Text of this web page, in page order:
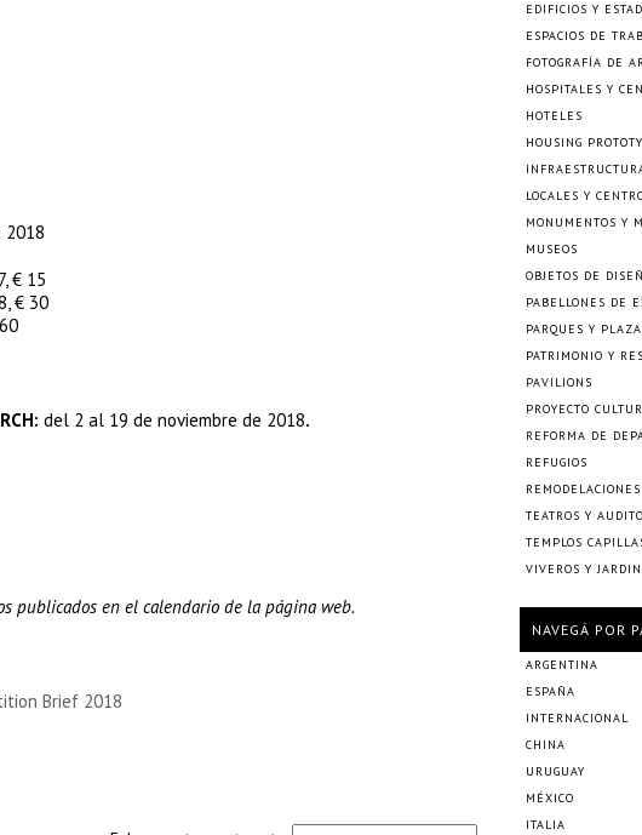
2018
€ 15
€ 30
del 2 al 19 de noviembre de 2018.
publicados en el calendario de la página web.
Brief 2018
EDIFICIOS Y
ESPACIOS DE
FOTOGRAFÍA DE
HOSPITALES Y
HOTELES
HOUSING
LOCALES Y
MONUMENTOS Y
MUSEOS
OBJETOS DE
PABELLONES DE
PARQUES Y
PATRIMONIO Y
PAVILIONS
PROYECTO
REFORMA DE
REFUGIOS
TEATROS Y
TEMPLOS
VIVEROS Y
NAVEGÁ POR
ARGENTINA
ESPAÑA
INTERNACIONAL
CHINA
URUGUAY
MÉXICO
ITALIA